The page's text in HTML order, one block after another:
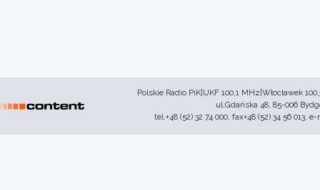
Polskie Radio PiK|UKF 100,1 MHz|Włocławek
ul.Gdańska 48, 85-006
tel.+48 (52) 32 74 000, fax+48 (52) 34 56 013,